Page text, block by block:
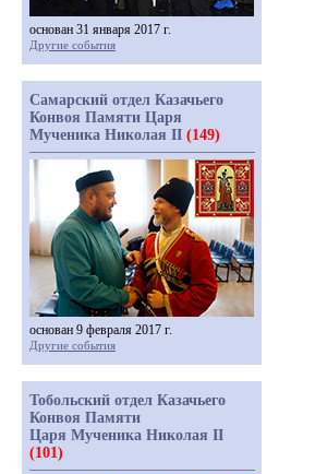
основан 31 января 2017 г.
Другие события
Самарский отдел Казачьего
Конвоя Памяти Царя
Мученика Николая II (149)
основан 9 февраля 2017 г.
Другие события
Тобольский отдел Казачьего
Конвоя Памяти
Царя Мученика Николая II
(101)